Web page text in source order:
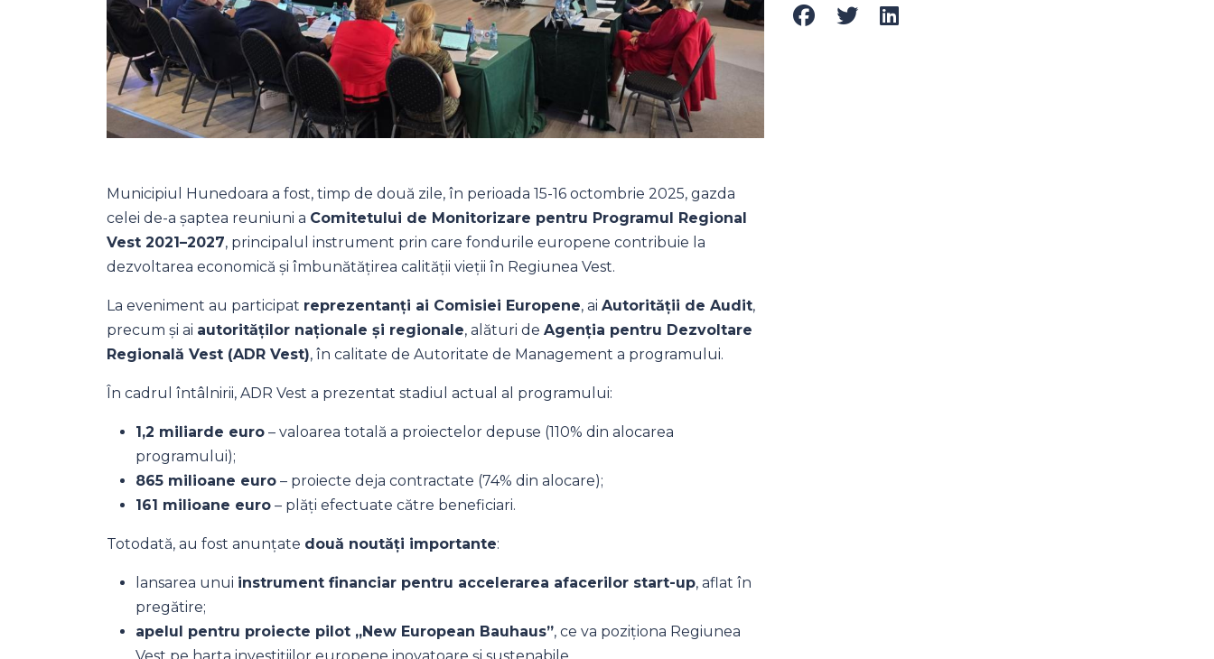
Municipiul Hunedoara a fost, timp de două zile, în perioada 15-16 octombrie 2025, gazda
celei de-a șaptea reuniuni a Comitetului de Monitorizare pentru Programul Regional
Vest 2021–2027, principalul instrument prin care fondurile europene contribuie la
dezvoltarea economică și îmbunătățirea calității vieții în Regiunea Vest.
La eveniment au participat reprezentanți ai Comisiei Europene, ai Autorității de Audit,
precum și ai autorităților naționale și regionale, alături de Agenția pentru Dezvoltare
Regională Vest (ADR Vest), în calitate de Autoritate de Management a programului.
În cadrul întâlnirii, ADR Vest a prezentat stadiul actual al programului:
1,2 miliarde euro – valoarea totală a proiectelor depuse (110% din alocarea
programului);
865 milioane euro – proiecte deja contractate (74% din alocare);
161 milioane euro – plăți efectuate către beneficiari.
Totodată, au fost anunțate două noutăți importante:
lansarea unui instrument financiar pentru accelerarea afacerilor start-up, aflat în
pregătire;
apelul pentru proiecte pilot „New European Bauhaus”, ce va poziționa Regiunea